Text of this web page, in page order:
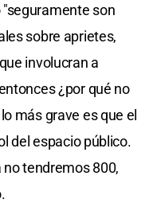
son
sobre aprietes,
involucran a
¿por qué no
más grave es que el
del espacio público.
no tendremos 800,